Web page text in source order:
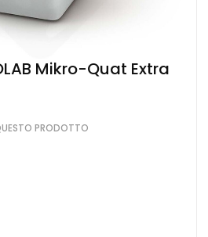
Mikro-Quat Extra
PRODOTTO